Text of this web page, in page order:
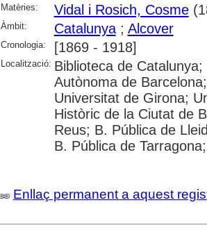
Matèries: Vidal i Rosich, Cosme
Àmbit: Catalunya; Alcover
Cronologia: [1869 - 1918]
Localització: Biblioteca de
Autònoma de
Universitat de Girona;
Històric de la Ciutat de
Reus; B. Pública de
B. Pública de
Enllaç permanent a aquest